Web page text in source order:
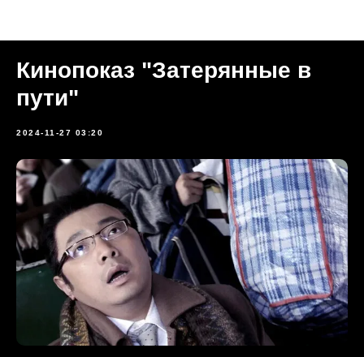
Кинопоказ "Затерянные в
пути"
2024-11-27 03:20